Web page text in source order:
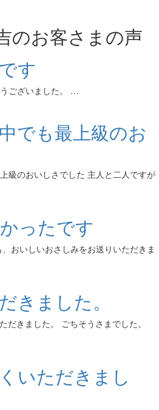
す
ございました。 …
でも最上級のお
級のおいしさでした 主人と二人ですが
ったです
おいしいおさしみをお送りいただきま
きました。
だきました。 ごちそうさまでした。
いただきまし